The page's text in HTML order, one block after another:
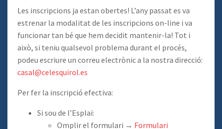
Les inscripcions ja estan obertes! L’any passat es va
estrenar la modalitat de les inscripcions on-line i va
funcionar tan bé que hem decidit mantenir-la! Tot i
això, si teniu qualsevol problema durant el procés,
podeu escriure un correu electrònic a la nostra direcció:
casal@celesquirol.es
Per fer la inscripció efectiva:
Si sou de l’Esplai:
Omplir el formulari → Formulari